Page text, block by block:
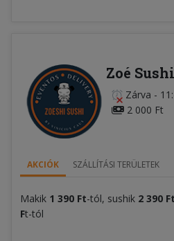
Zoé Sushi
Zárva -
2 000 Ft
AKCIÓK SZÁLLÍTÁSI TERÜLETEK
Makik 1 390 Ft-tól, sushik 2 390
Ft-tól